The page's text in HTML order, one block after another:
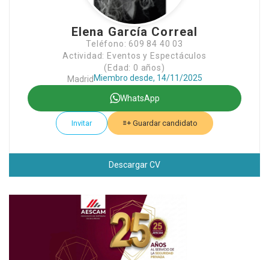
Elena García Correal
Teléfono: 609 84 40 03
Actividad: Eventos y Espectáculos
(Edad: 0 años)
Madrid Miembro desde, 14/11/2025
WhatsApp
Invitar Guardar candidato
Descargar CV